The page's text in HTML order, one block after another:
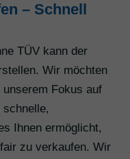
– Schnell
TÜV kann der
Wir möchten
Fokus auf
schnelle,
Ihnen ermöglicht,
zu verkaufen. Wir